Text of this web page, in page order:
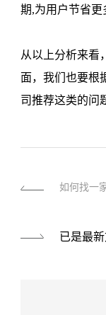
期,为用户节省更
从以上分析来看
面，我们也要根
司推荐这类的问
如何找一
已是最